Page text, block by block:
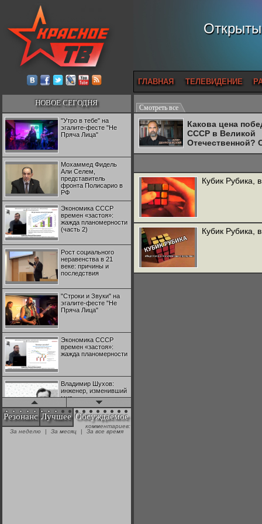
ГЛАВНАЯ ТЕЛЕВИДЕНИЕ
НОВОЕ СЕГОДНЯ
"Утро в тебе" на
эгалите-фесте "Не
Пряча Лица"
Мохаммед Фидель
Али Селем,
представитель
фронта Полисарио в
РФ
Экономика СССР
времен «застоя»:
жажда планомерности
(часть 2)
Рост социального
неравенства в 21
веке: причины и
последствия
"Строки и Звуки" на
эгалите-фесте "Не
Пряча Лица"
Экономика СССР
времен «застоя»:
жажда планомерности
Владимир Шухов:
инженер, изменивший
мир
"Аркадий Коц" на
эгалите-фесте "Не
Резонанс Лучшее Обсуждаемое
комментариев:
За неделю
| За месяц | За все время
Смотреть все
Какова цена
СССР в Великой
Отечественной?
Двуреченский о
Кубик Рубика,
Кубик Рубика,